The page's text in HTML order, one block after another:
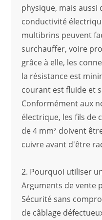
physique, mais aussi
conductivité
multibrins peuvent
surchauffer, voire
grâce à elle, les
la résistance est
courant est fluide et
Conformément aux
électrique, les fils de
de 4 mm² doivent
cuivre avant d'être
2. Pourquoi utiliser
Arguments de vente
Sécurité sans
de câblage